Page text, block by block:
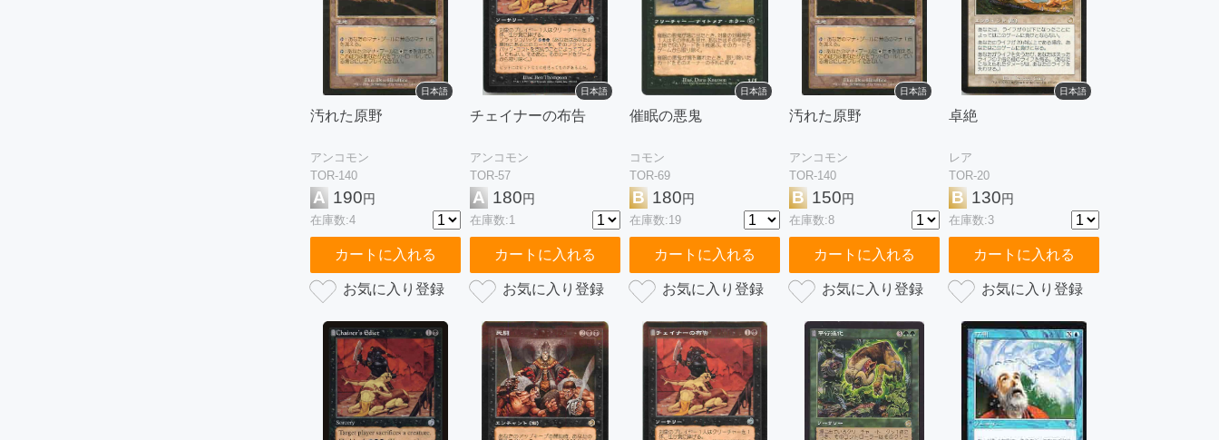
日本語
汚れた原野
アンコモン
TOR-140
A 190円
在庫数:4
カートに入れる
日本語
チェイナーの布告
アンコモン
TOR-57
A 180円
在庫数:1
カートに入れる
日本語
催眠の悪鬼
コモン
TOR-69
B 180円
在庫数:19
カートに入れる
日本語
汚れた原野
アンコモン
TOR-140
B 150円
在庫数:8
カートに入れる
日本語
卓絶
レア
TOR-20
B 130円
在庫数:3
カートに入れる